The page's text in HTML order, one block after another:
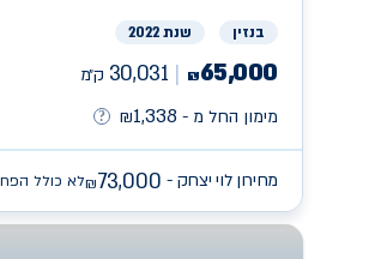
בנזין שנת 2022
₪65,000
30,031 ק״מ
מימון החל מ -
₪1,338
מחירון לוי יצחק - ₪73,000 לא כולל